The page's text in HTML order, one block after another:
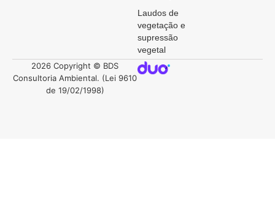
Laudos de
vegetação e
supressão
vegetal
2026 Copyright © BDS
Consultoria Ambiental. (Lei 9610
de 19/02/1998)